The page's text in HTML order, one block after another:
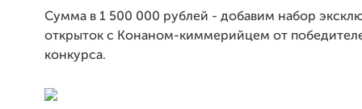
Сумма в 1 500 000 рублей - добавим набор
открыток с Конаном-киммерийцем от
конкурса.